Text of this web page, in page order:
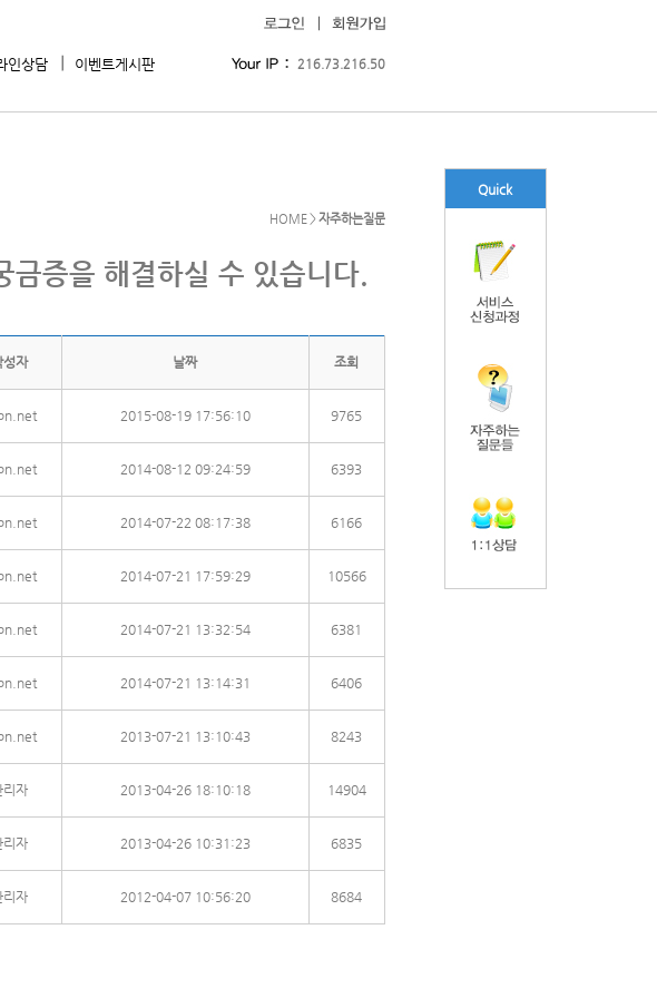
인상담 이벤트게시판 216.73.216.50
HOME>자주하는질문
금증을 해결하실 수 있습니다.
성자 날짜 조회
2015-08-19 17:56:10 9765
2014-08-12 09:24:59 6393
2014-07-22 08:17:38 6166
2014-07-21 17:59:29 10566
2014-07-21 13:32:54 6381
2014-07-21 13:14:31 6406
2013-07-21 13:10:43 8243
리자 2013-04-26 18:10:18 14904
리자 2013-04-26 10:31:23 6835
리자 2012-04-07 10:56:20 8684
Quick